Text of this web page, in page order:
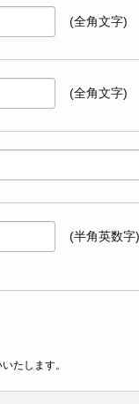
(全角文字)
(全角文字)
(半角英数字)
たします。